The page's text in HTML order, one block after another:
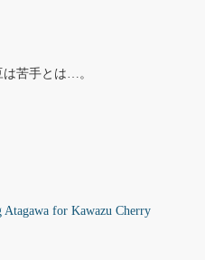
苦手とは…。
Atagawa for Kawazu Cherry